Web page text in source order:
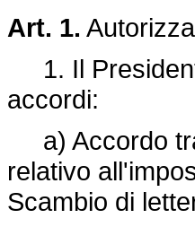
Art. 1.
1. Il
accordi:
a) Accordo
relativo
Scambio di